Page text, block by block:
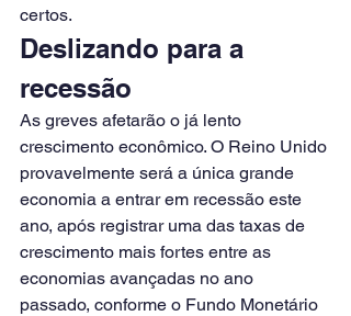
certos.
Deslizando para a
recessão
As greves afetarão o já lento
crescimento econômico. O Reino Unido
provavelmente será a única grande
economia a entrar em recessão este
ano, após registrar uma das taxas de
crescimento mais fortes entre as
economias avançadas no ano
passado, conforme o Fundo Monetário